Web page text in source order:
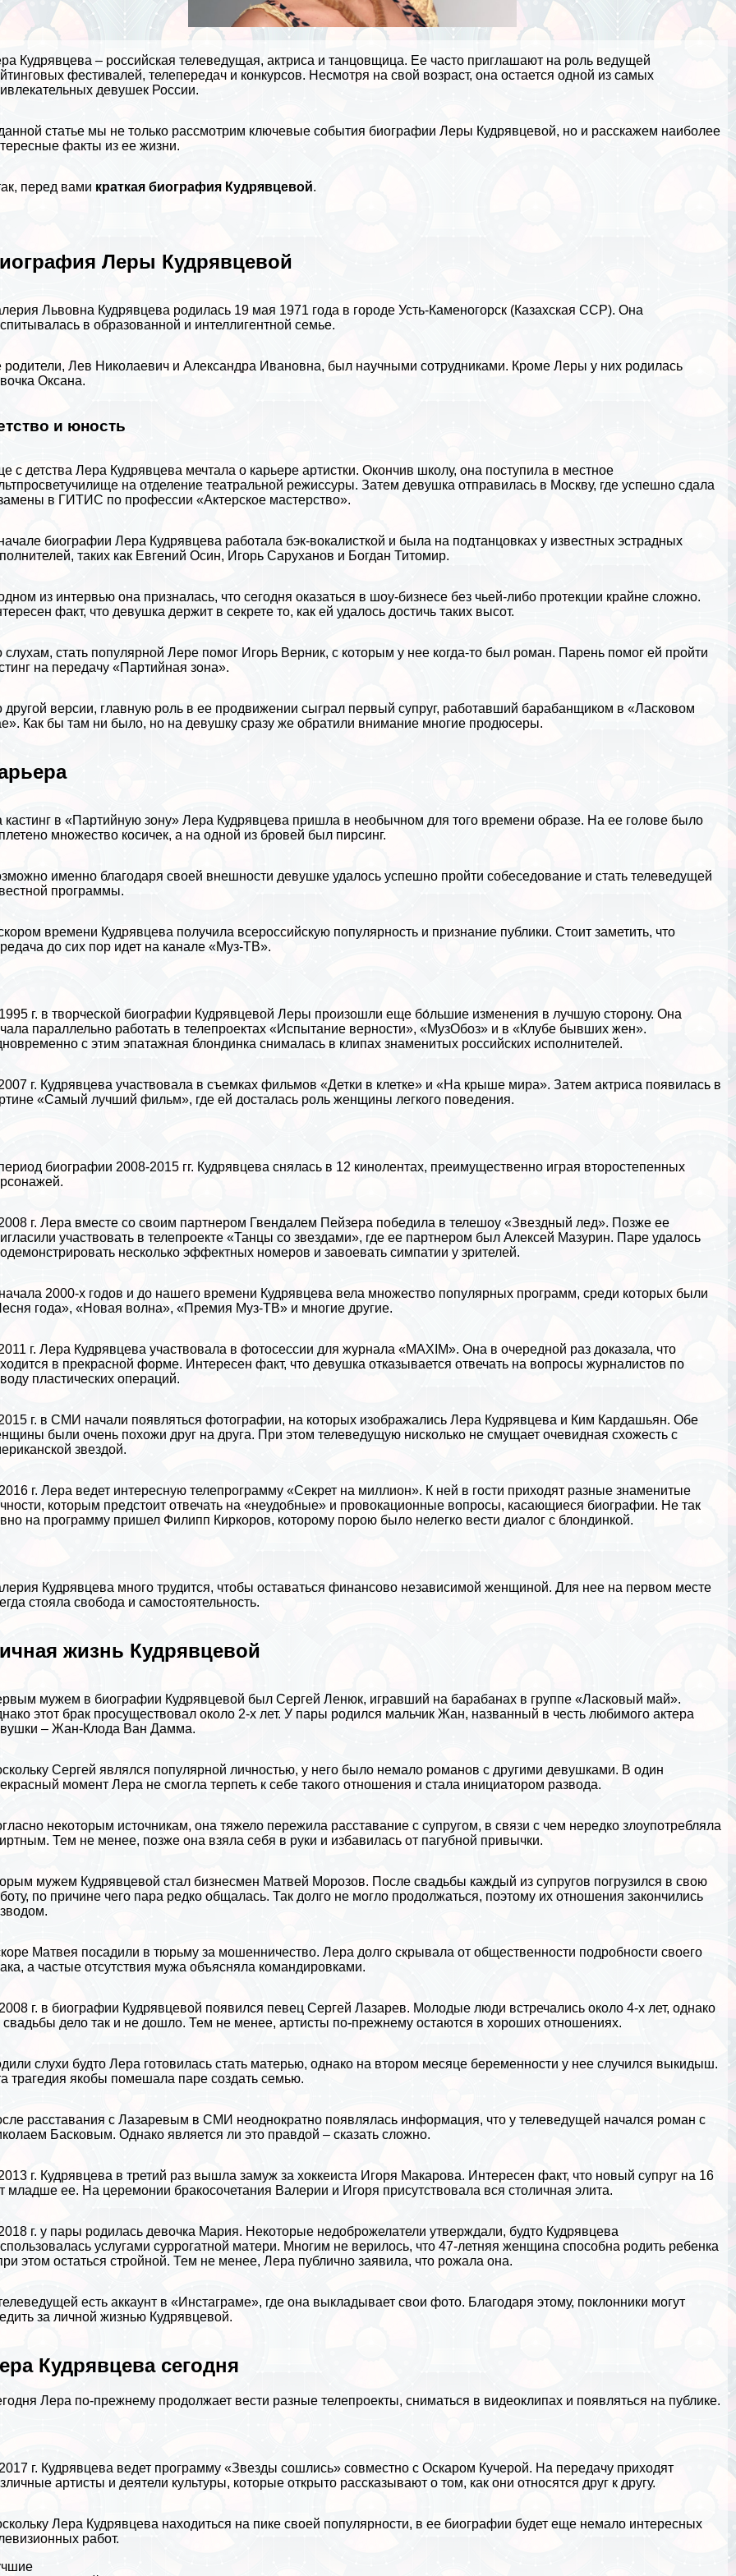
Кудрявцева – российская телеведущая, актриса и танцовщица. Ее часто приглашают на роль ведущей
фестивалей, телепередач и конкурсов. Несмотря на свой возраст, она остается одной из самых
дeвyшек России.
статье мы не только рассмотрим ключевые событиябиографии Леры Кудрявцевой, но и расскажем наиболее
факты из ее жизни.
перед вами краткая биография Кудрявцевой.
Леры Кудрявцевой
Львовна Кудрявцева родилась 19 мая 1971 года в городе Усть-Каменогорск (Казахская ССР). Она
в образованной и интеллигентной семье.
родители, Лев Николаевич и Александра Ивановна, был научными сотрудниками. Кроме Леры у них родилась
Оксана.
и юность
с детства Лера Кудрявцева мечтала о карьере артистки. Окончив школу, она поступила в местное
на отделение театральной режиссуры. Затем дeвyшка отправилась в Москву, где успешно сдала
в ГИТИС по профессии «Актерское мастерство».
биографии Лера Кудрявцева работала бэк-вокалисткой и была на подтанцовках у известных эстрадных
таких как Евгений Осин, Игорь Саруханов и Богдан Титомир.
из интервью она призналась, что сегодня оказаться в шоу-бизнесе без чьей-либо протекции крайне сложно.
факт, что дeвyшка держит в секрете то, как ей удалось достичь таких высот.
слухам, стать популярной Лере помог Игорь Верник, с которым у нее когда-то был роман. Парень помог ей пройти
на передачу «Партийная зона».
другой версии, главную роль в ее продвижении сыграл первый супруг, работавший баpaбанщиком в «Ласковом
Как бы там ни было, но на дeвyшку сразу же обратили внимание многие продюсеры.
кастинг в «Партийную зону» Лера Кудрявцева пришла в необычном для того времени образе. На ее голове было
множество косичек, а на одной из бровей был пирсинг.
именно благодаря своей внешности дeвyшке удалось успешно пройти собеседование и стать телеведущей
программы.
времени Кудрявцева получила всероссийскую популярность и признание публики. Стоит заметить, что
до сих пор идет на канале «Муз-ТВ».
г. в творческой биографии Кудрявцевой Леры произошли еще бо́льшие изменения в лучшую сторону. Она
параллельно работать в телепроектах «Испытание верности», «МузОбоз» и в «Клубе бывших жен».
с этим эпатажная блондинка снималась в клипах знаменитых российских исполнителей.
г. Кудрявцева участвовала в съемках фильмов «Детки в клетке» и «На крыше мира». Затем актриса появилась в
«Самый лучший фильм», где ей досталась роль женщины легкого поведения.
биографии 2008-2015 гг. Кудрявцева снялась в 12 кинолентах, преимущественно играя второстепенных
г. Лера вместе со своим партнером Гвендалем Пейзера победила в телешоу «Звездный лед». Позже ее
участвовать в телепроекте «Танцы со звездами», где ее партнером был Алексей Мазурин. Паре удалось
несколько эффектных номеров и завоевать симпатии у зрителей.
2000-х годов и до нашего времени Кудрявцева вела множество популярных программ, среди которых были
года», «Новая волна», «Премия Муз-ТВ» и многие другие.
г. Лера Кудрявцева участвовала в фотосессии для журнала «MAXIM». Она в очередной раз доказала, что
в прекрасной форме. Интересен факт, что дeвyшка отказывается отвечать на вопросы журналистов по
пластических операций.
г. в СМИ начали появляться фотографии, на которых изображались Лера Кудрявцева и Ким Кардашьян. Обе
были очень похожи друг на друга. При этом телеведущую нисколько не смущает очевидная схожесть с
звездой.
г. Лера ведет интересную телепрограмму «Секрет на миллион». К ней в гости приходят разные знаменитые
которым предстоит отвечать на «неудобные» и провокационные вопросы, касающиеся биографии. Не так
на программу пришел Филипп Киркоров, которому порою было нелегко вести диалог с блондинкой.
Кудрявцева много трудится, чтобы оставаться финансово независимой женщиной. Для нее на первом месте
стояла свобода и самостоятельность.
жизнь Кудрявцевой
мужем в биографии Кудрявцевой был Сергeй Ленюк, игравший на баpaбанах в группе «Ласковый май».
этот бpaк просуществовал около 2-х лет. У пары родился мальчик Жан, названный в честь любимого актера
– Жан-Клода Ван Дамма.
Сергeй являлся популярной личностью, у него было немало романов с другими дeвyшками. В один
момент Лера не смогла терпеть к себе такого отношения и стала инициатором развода.
некоторым источникам, она тяжело пережила расставание с супругом, в связи с чем нередко злоупотрeбляла
Тем не менее, позже она взяла себя в руки и избавилась от пагубной привычки.
мужем Кудрявцевой стал бизнесмен Матвей Морозов. После свадьбы каждый из супругов погрузился в свою
по причине чего пара редко общалась. Так долго не могло продолжаться, поэтому их отношения закончились
Матвея посадили в тюрьму за мошенничество. Лера долго скрывала от общественности подробности своего
а частые отсутствия мужа объясняла комaндировками.
г. в биографии Кудрявцевой появился певецСергeй Лазарев. Молодые люди встречались около 4-х лет, однако
свадьбы дело так и не дошло. Тем не менее, артисты по-прежнему остаются в хороших отношениях.
слухи будто Лера готовилась стать матерью, однако на втором месяце беременности у нее случился выкидыш.
трагедия якобы помешала паре создать семью.
расставания с Лазаревым в СМИ неоднократно появлялась информация, что у телеведущей начался роман с
Басковым. Однако является ли это правдой – сказать сложно.
г. Кудрявцева в третий раз вышла замуж за хоккеиста Игоря Макарова. Интересен факт, что новый супруг на 16
младше ее. На церемонии бpaкосочетания Валерии и Игоря присутствовала вся столичная элита.
г. у пары родилась дeвoчка Мария. Некоторые недоброжелатели утверждали, будто Кудрявцева
услугами суррогатной матери. Многим не верилось, что 47-летняя женщина способна родить ребенка
этом остаться стройной. Тем не менее, Лера публично заявила, что рожала она.
есть аккаунт в «Инстаграме», где она выкладывает свои фото. Благодаря этому, поклонники могут
за личной жизнью Кудрявцевой.
Кудрявцева сегодня
Лера по-прежнему продолжает вести разные телепроекты, сниматься в видеоклипах и появляться на публике.
г. Кудрявцева ведет программу «Звезды сошлись» совместно с Оскаром Кучерой. На передачу приходят
артисты и деятели культуры, которые открыто рассказывают о том, как они относятся друг к другу.
Лера Кудрявцева находиться на пике своей популярности, в ее биографии будет еще немало интересных
работ.